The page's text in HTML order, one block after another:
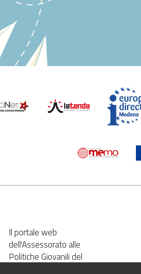
Il portale web
dell'Assessorato alle
Politiche Giovanili del